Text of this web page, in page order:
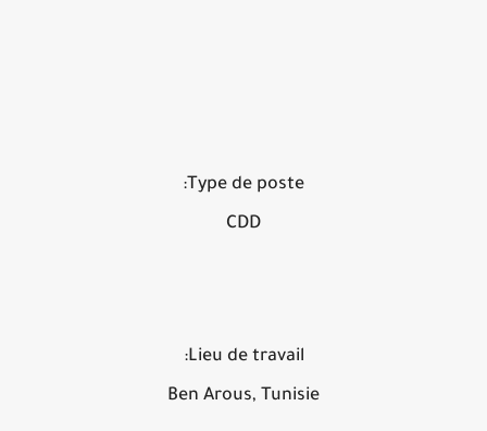
Type de poste:
CDD
Lieu de travail:
Ben Arous, Tunisie